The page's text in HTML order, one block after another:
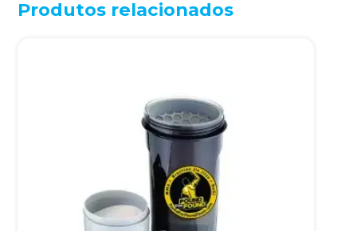
Produtos relacionados